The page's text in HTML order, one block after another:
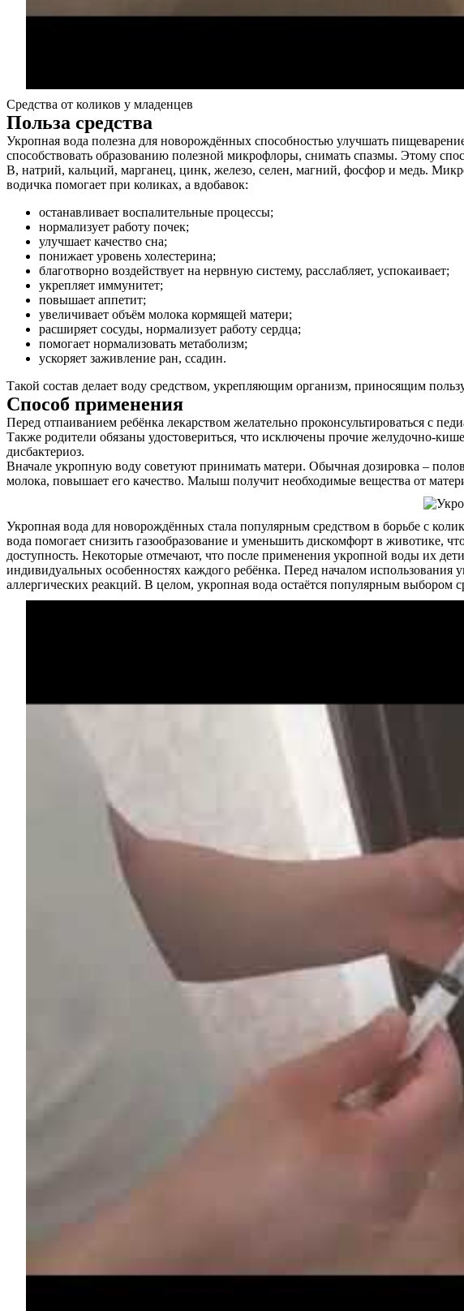
Услуги
Акции
Отзывы
Статьи
Контакты
Средства от коликов у младенцев
Польза средства
Укропная вода полезна для новорождённых способностью улучшать
способствовать образованию полезной микрофлоры, снимать спазмы. Этому
B, натрий, кальций, марганец, цинк, железо, селен, магний, фосфор и медь.
водичка помогает при коликах, а вдобавок:
останавливает воспалительные процессы;
нормализует работу почек;
улучшает качество сна;
понижает уровень холестерина;
благотворно воздействует на нервную систему, расслабляет, успокаивает;
укрепляет иммунитет;
повышает аппетит;
увеличивает объём молока кормящей матери;
расширяет сосуды, нормализует работу сердца;
помогает нормализовать метаболизм;
ускоряет заживление ран, ссадин.
Такой состав делает воду средством, укрепляющим организм, приносящим
Способ применения
Перед отпаиванием ребёнка лекарством желательно проконсультироваться с
Также родители обязаны удостовериться, что исключены прочие желудочно-
дисбактериоз.
Вначале укропную воду советуют принимать матери. Обычная дозировка –
молока, повышает его качество. Малыш получит необходимые вещества от
Укропная вода для новорождённых стала популярным средством в борьбе с
вода помогает снизить газообразование и уменьшить дискомфорт в животике,
доступность. Некоторые отмечают, что после применения укропной воды их
индивидуальных особенностях каждого ребёнка. Перед началом
аллергических реакций. В целом, укропная вода остаётся популярным